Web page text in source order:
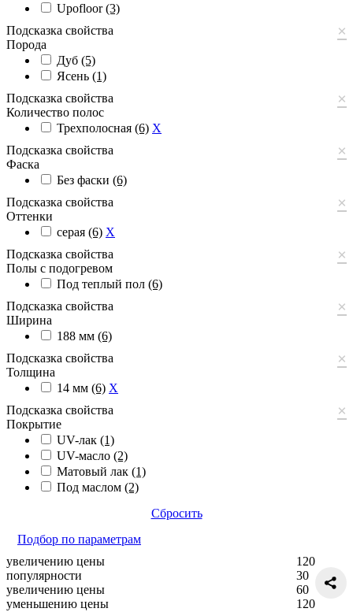
Upofloor(3)
Подсказка свойства
×
Порода
Дуб (5)
Ясень (1)
Подсказка свойства
×
Количество полос
Трехполосная (6) X
Подсказка свойства
×
Фаска
Без фаски (6)
Подсказка свойства
×
Оттенки
серая (6) X
Подсказка свойства
×
Полы с подогревом
Под теплый пол (6)
Подсказка свойства
×
Ширина
188 мм (6)
Подсказка свойства
×
Толщина
14 мм (6) X
Подсказка свойства
×
Покрытие
UV-лак (1)
UV-масло (2)
Матовый лак (1)
Под маслом (2)
Сбросить
Подбор по параметрам
увеличению цены
популярности
увеличению цены
уменьшению цены
120
30
60
120